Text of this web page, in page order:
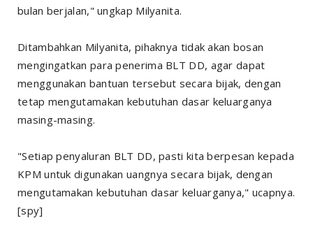
bulan berjalan," ungkap Milyanita.
Ditambahkan Milyanita, pihaknya tidak akan bosan
mengingatkan para penerima BLT DD, agar dapat
menggunakan bantuan tersebut secara bijak, dengan
tetap mengutamakan kebutuhan dasar keluarganya
masing-masing.
"Setiap penyaluran BLT DD, pasti kita berpesan kepada
KPM untuk digunakan uangnya secara bijak, dengan
mengutamakan kebutuhan dasar keluarganya," ucapnya.
[spy]